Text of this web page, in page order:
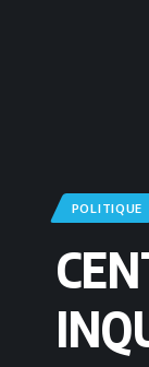
POLITIQUE